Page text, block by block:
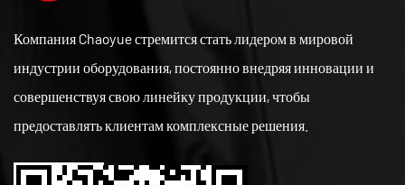
Компания Chaoyue стремится стать лидером в мировой
индустрии оборудования, постоянно внедряя инновации и
совершенствуя свою линейку продукции, чтобы
предоставлять клиентам комплексные решения.